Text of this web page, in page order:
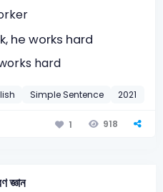
he works hard
hard
Simple Sentence 2021
1 918
জ্ঞান